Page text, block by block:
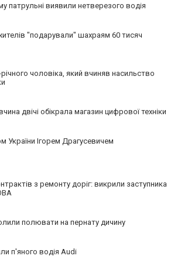
патрульні виявили нетверезого водія
"подарували" шахраям 60 тисяч
чоловіка, який вчиняв насильство
двічі обікрала магазин цифрової техніки
України Ігорем Драгусевичем
з ремонту доріг: викрили заступника
полювати на пернату дичину
п'яного водія Audi